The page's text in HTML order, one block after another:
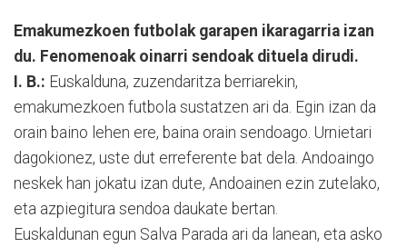
Emakumezkoen futbolak garapen ikaragarria izan
du. Fenomenoak oinarri sendoak dituela dirudi.
I. B.: Euskalduna, zuzendaritza berriarekin,
emakumezkoen futbola sustatzen ari da. Egin izan da
orain baino lehen ere, baina orain sendoago. Urnietari
dagokionez, uste dut erreferente bat dela. Andoaingo
neskek han jokatu izan dute, Andoainen ezin zutelako,
eta azpiegitura sendoa daukate bertan.
Euskaldunan egun Salva Parada ari da lanean, eta asko